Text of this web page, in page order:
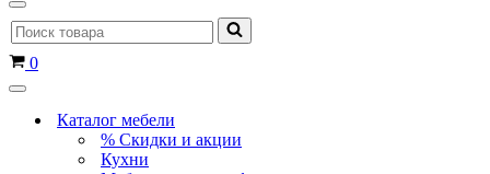
Меню
навигации
Искать...
Корзина
0
Меню
навигацииКаталог мебели
% Скидки и акции
Кухни